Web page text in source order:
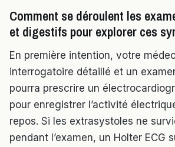
Comment se déroulent les
et digestifs pour explorer ces
En première intention, votre
interrogatoire détaillé et un
pourra prescrire un
pour enregistrer l’activité
repos. Si les extrasystoles ne
pendant l’examen, un Holter ECG